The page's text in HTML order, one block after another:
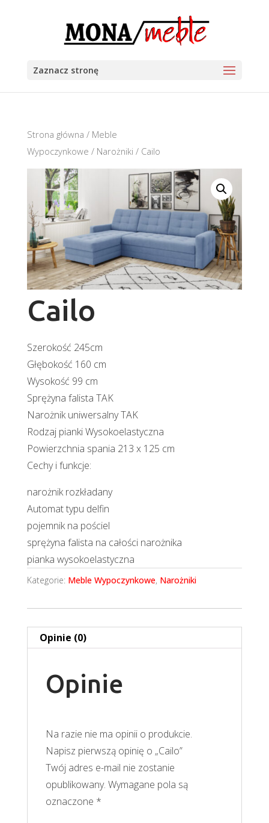
Zaznacz stronę
Strona główna / Meble
Wypoczynkowe / Narożniki / Cailo
Cailo
Szerokość 245cm
Głębokość 160 cm
Wysokość 99 cm
Sprężyna falista TAK
Narożnik uniwersalny TAK
Rodzaj pianki Wysokoelastyczna
Powierzchnia spania 213 x 125 cm
Cechy i funkcje:
narożnik rozkładany
Automat typu delfin
pojemnik na pościel
sprężyna falista na całości narożnika
pianka wysokoelastyczna
Kategorie: Meble Wypoczynkowe, Narożniki
Opinie (0)
Opinie
Na razie nie ma opinii o produkcie.
Napisz pierwszą opinię o „Cailo”
Twój adres e-mail nie zostanie
opublikowany. Wymagane pola są
oznaczone *